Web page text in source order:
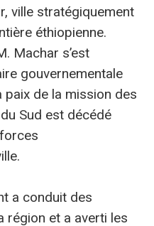
ville stratégiquement
éthiopienne.
Machar s’est
gouvernementale
paix de la mission des
Sud est décédé
a conduit des
région et a averti les